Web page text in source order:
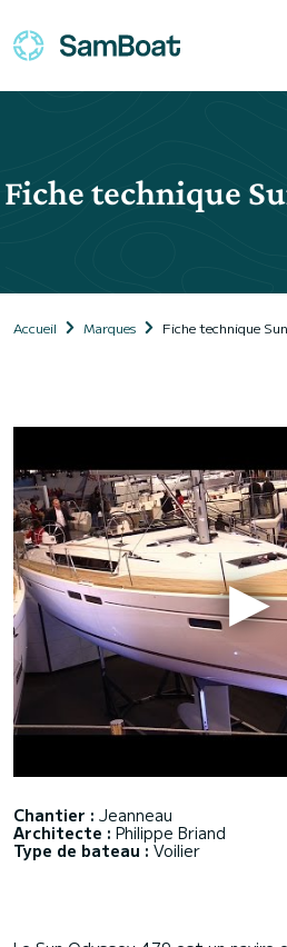
Fiche technique
Accueil Marques Fiche technique
Chantier : Jeanneau
Architecte : Philippe Briand
Type de bateau : Voilier